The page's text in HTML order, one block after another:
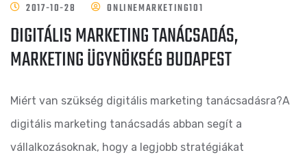
2017-10-28 ONLINEMARKETING101
DIGITÁLIS MARKETING TANÁCSADÁS,
MARKETING ÜGYNÖKSÉG BUDAPEST
Miért van szükség digitális marketing tanácsadásra?A
digitális marketing tanácsadás abban segít a
vállalkozásoknak, hogy a legjobb stratégiákat